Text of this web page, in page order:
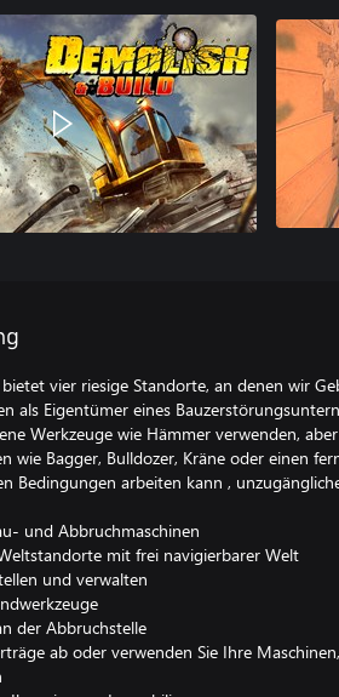
vier riesige Standorte, an denen wir
als Eigentümer eines
Werkzeuge wie Hämmer verwenden,
wie Bagger, Bulldozer, Kräne oder einen
Bedingungen arbeiten kann ,
und Abbruchmaschinen
mit frei navigierbarer Welt
und verwalten
der Abbruchstelle
ab oder verwenden Sie Ihre